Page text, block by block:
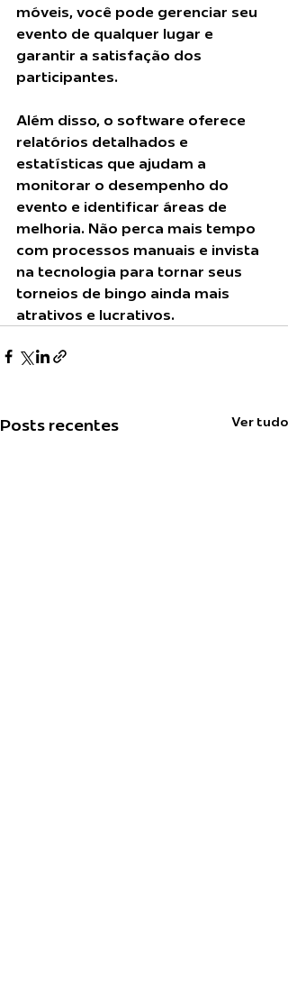
móveis, você pode gerenciar seu
evento de qualquer lugar e
garantir a satisfação dos
participantes.
Além disso, o software oferece
relatórios detalhados e
estatísticas que ajudam a
monitorar o desempenho do
evento e identificar áreas de
melhoria. Não perca mais tempo
com processos manuais e invista
na tecnologia para tornar seus
torneios de bingo ainda mais
atrativos e lucrativos.
Posts recentes Ver tudo